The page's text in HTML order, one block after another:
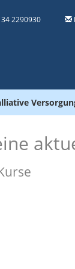
2290930